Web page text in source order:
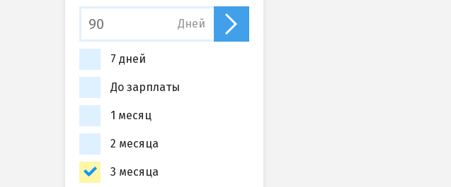
Дней
7 дней
До зарплаты
1 месяц
2 месяца
3 месяца